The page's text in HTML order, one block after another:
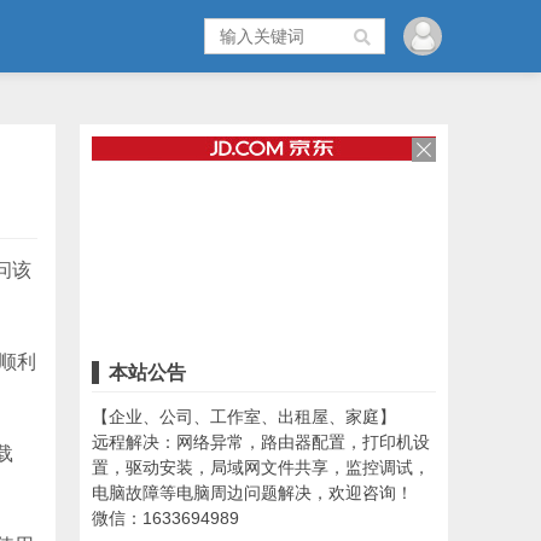
该
利
本站公告
【企业、公司、工作室、出租屋、家庭】
远程解决：网络异常，路由器配置，打印机设
置，驱动安装，局域网文件共享，监控调试，
电脑故障等电脑周边问题解决，欢迎咨询！
微信：1633694989